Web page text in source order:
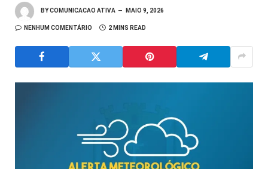
BYCOMUNICACAO ATIVA MAIO 9, 2026
NENHUM COMENTÁRIO 2 MINS READ